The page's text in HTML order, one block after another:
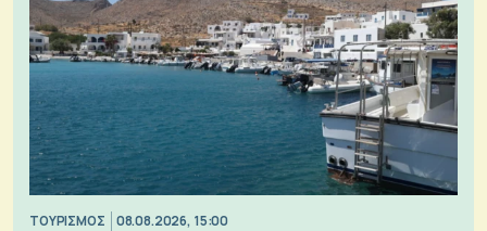
ΤΟΥΡΙΣΜΟΣ 08.08.2026, 15:00